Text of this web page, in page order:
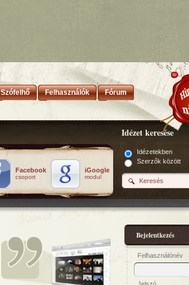
Szófelhő Felhasználók Fórum
Facebook
csoport
iGoogle
modul
Idézet keresése
Idézetekben
Szerzők között
Bejelentkezés
Felhasználónév